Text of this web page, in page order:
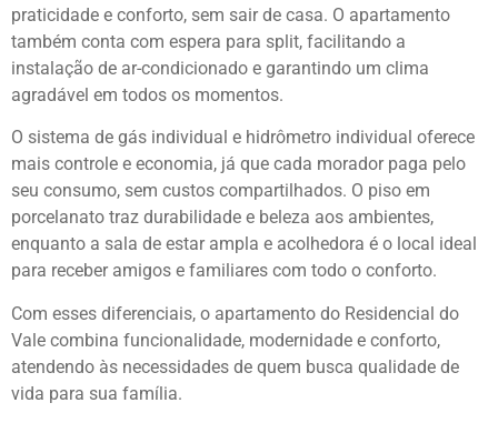
praticidade e conforto, sem sair de casa. O apartamento
também conta com espera para split, facilitando a
instalação de ar-condicionado e garantindo um clima
agradável em todos os momentos.
O sistema de gás individual e hidrômetro individual oferece
mais controle e economia, já que cada morador paga pelo
seu consumo, sem custos compartilhados. O piso em
porcelanato traz durabilidade e beleza aos ambientes,
enquanto a sala de estar ampla e acolhedora é o local ideal
para receber amigos e familiares com todo o conforto.
Com esses diferenciais, o apartamento do Residencial do
Vale combina funcionalidade, modernidade e conforto,
atendendo às necessidades de quem busca qualidade de
vida para sua família.